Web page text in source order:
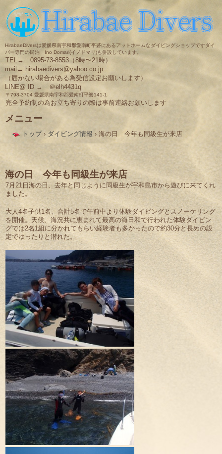
HirabaeDiversは愛媛県南宇和郡愛南町平碆にあるアットホームなダイビングショップですダイ
バー専門の民泊 Ino Domari(イノドマリ)も併設しています。
TEL→ 0895-73-8553（8時〜21時）
mail→ hirabaedivers@yahoo.co.jp
（届かない場合がある為受信設定お願いします）
LINE@ ID → ＠elh4431q
〒798-3704 愛媛県南宇和郡愛南町平碆141-1
完全予約制の為お立ち寄りの際は事前連絡お願いします
メニュー
へ
ス
キ
ッ
プ
トップ › ダイビング情報 › 海の日 今年も同級生が来店
海の日 今年も同級生が来店
7月21日海の日、去年と同じように同級生が宇和島市から遊びに来てくれ
ました。
大人4名子供1名、合計5名で午前中より体験ダイビングとスノーケリング
を開催。天候、海況共に恵まれて最高の海日和で行われた体験ダイビン
グでは2名1組に分かれてもらい経験者も多かったので約30分と長めの設
定でゆったりと潜れた。